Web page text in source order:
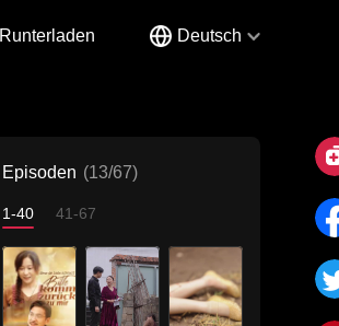
Runterladen Deutsch
Episoden (13/67)
1-40 41-67